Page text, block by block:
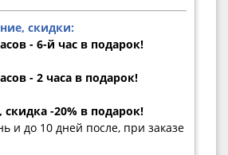
скидки:
- 6-й час в подарок!
- 2 часа в подарок!
-20% в подарок!
и до 10 дней после, при заказе